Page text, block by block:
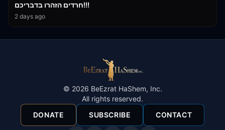
חרדים הזהרו בדבריכם!!!
2 days ago
© 2026 BeEzrat HaShem, Inc.
All rights reserved.
DONATE
SUBSCRIBE CONTACT